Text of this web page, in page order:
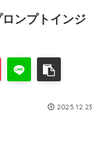
ンプトインジ
2025.12.23